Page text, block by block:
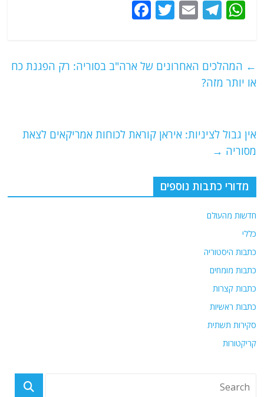
W
s
A
T
g
ra
E
l
T
er
e
k
← המהלכים האחרונים של ארה"ב בסוריה: רק הפגנת כח
או יותר מזה?
אין גבול לציניות: איראן קוראת לכוחות אמריקאים לצאת
מסוריה →
מדורי כתבות נוספים
חדשות מהעולם
כללי
כתבות היסטוריה
כתבות מומחים
כתבות קצרות
כתבות ראשיות
סקירות תשתית
קריקטורות